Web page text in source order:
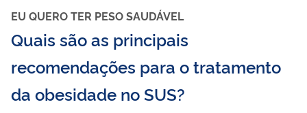
EU QUERO TER PESO SAUDÁVEL
Quais são as principais
recomendações para o tratamento
da obesidade no SUS?